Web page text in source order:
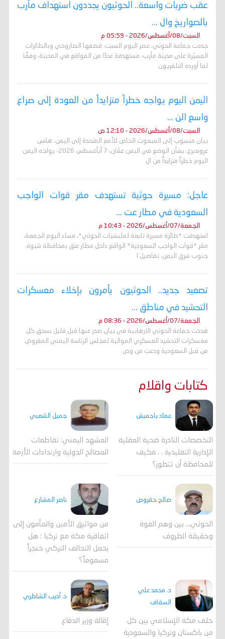
عقب ضربات واسعة.. الحوثيون يجددون استهداف مأرب
بالصواريخ وال ...
السبت/08/أغسطس/2026 - 05:59 م
جددت جماعة الحوثي، عصر اليوم السبت، قصفها الصاروخي وبالطائرات
المسيّرة على مدينة مأرب، مستهدفة عددًا من المواقع في المدينة، وفقًا
لما أورده التلفزيون
اليمن اليوم يواجه خطراً متزايداً من العودة إلى صراع
واسع الن ...
السبت/08/أغسطس/2026 - 12:10 ص
بيان منسوب إلى المبعوث الخاص للأمم المتحدة إلى اليمن، هانس
غروندبرغ، بشأن الوضع في اليمن عمّان، 7 آبأغسطس 2026- يواجه اليمن
اليوم خطراً متزايداً من ال
عاجل: مسيرة حوثية تستهدف مقر قوات الواجب
السعودية في مطار عت ...
الجمعة/07/أغسطس/2026 - 10:43 م
استهدفت *طائرة مسيرة تابعة لمليشيات الحوثي*، مساء اليوم الجمعة،
مقر *قوات الواجب السعودية* الواقع داخل مطار عتق بمحافظة شبوة،
جنوب شرق اليمن. تفاصيل ا
تصعيد جديد.. الحوثيون يأمرون بإخلاء معسكرات
التحشيد في مناطق ...
الجمعة/07/أغسطس/2026 - 08:36 م
هددت جماعة الحوثي الارهابية في بيان صدر عنها قبل قليل بسحق كل
معسكرات التحشيد العسكري الموالية لمجلس الرئاسة اليمني المفروض
من قبل السعودية ودعت من وص
كتابات واقلام
عماد باحميش
التخصصات النادرة ضحية العقلية
الإدارية التقليدية . . فكيف
للمحافظة أن تتطور؟
جميل الشعبي
المشهد اليمني: تقاطعات
المصالح الدولية وارتدادات الأزمة
صالح حقروص
الحوثي... بين وهم القوة
وحقيقة الظروف
ناصر المشارع
من مواثيق الأمين والمأمون إلى
اتفاقية مكة مع تركيا : هل
يحمل التحالف التركي خنجراً
مسموماً؟
د. محمد علي
السقاف
حلف مكة الإسلامي بين كل
من باكستان وتركيا والسعودية
د. أديب الشاطري
إقالة وزير الدفاع